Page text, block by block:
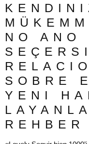
NO ANO
SOBRE
YENI
REHBER